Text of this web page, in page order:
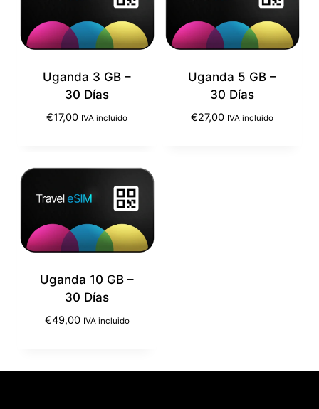
Uganda 3 GB –
30 Días
€17,00 IVA incluido
Uganda 5 GB –
30 Días
€27,00 IVA incluido
Uganda 10 GB –
30 Días
€49,00 IVA incluido